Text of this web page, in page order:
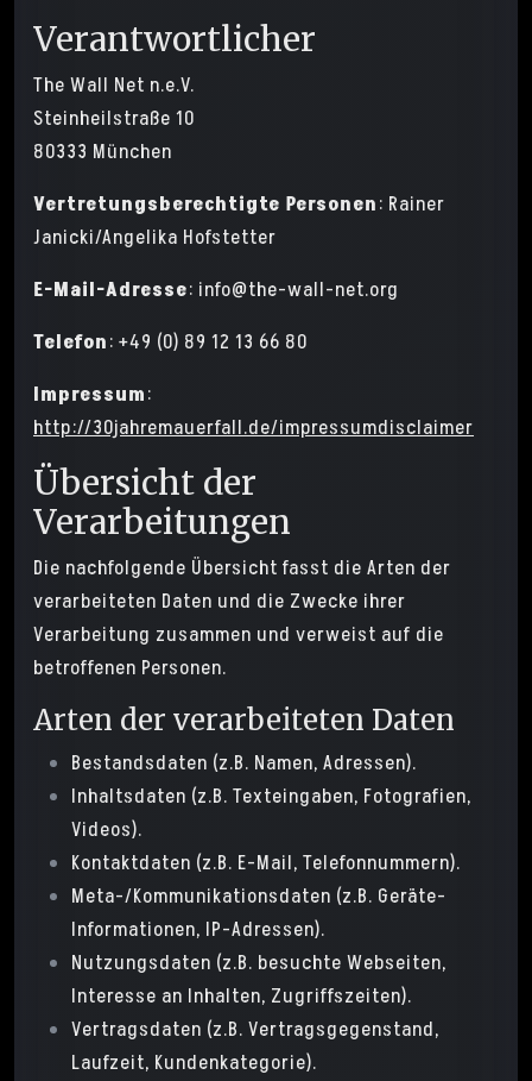
Verantwortlicher
The Wall Net n.e.V.
Steinheilstraße 10
80333 München
Vertretungsberechtigte Personen: Rainer
Janicki/Angelika Hofstetter
E-Mail-Adresse: info@the-wall-net.org
Telefon: +49 (0) 89 12 13 66 80
Impressum:
http://30jahremauerfall.de/impressumdisclaimer
Übersicht der
Verarbeitungen
Die nachfolgende Übersicht fasst die Arten der
verarbeiteten Daten und die Zwecke ihrer
Verarbeitung zusammen und verweist auf die
betroffenen Personen.
Arten der verarbeiteten Daten
Bestandsdaten (z.B. Namen, Adressen).
Inhaltsdaten (z.B. Texteingaben, Fotografien,
Videos).
Kontaktdaten (z.B. E-Mail, Telefonnummern).
Meta-/Kommunikationsdaten (z.B. Geräte-
Informationen, IP-Adressen).
Nutzungsdaten (z.B. besuchte Webseiten,
Interesse an Inhalten, Zugriffszeiten).
Vertragsdaten (z.B. Vertragsgegenstand,
Laufzeit, Kundenkategorie).